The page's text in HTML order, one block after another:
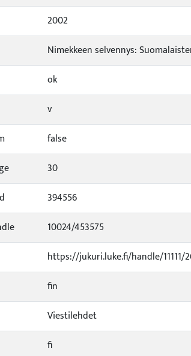
2002
Nimekkeen selvennys:
ok
v
false
30
394556
10024/453575
https://jukuri.luke.fi/handle/11111/
fin
Viestilehdet
fi